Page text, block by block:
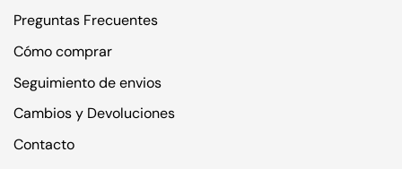
Preguntas Frecuentes
Cómo comprar
Seguimiento de envios
Cambios y Devoluciones
Contacto